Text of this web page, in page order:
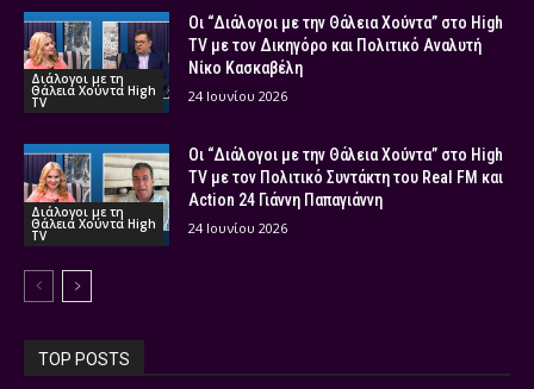
Διάλογοι με τη
Θάλεια Χούντα High
TV
Οι “Διάλογοι με την Θάλεια Χούντα” στο High
TV με τον Δικηγόρο και Πολιτικό Αναλυτή
Νίκο Κασκαβέλη
24 Ιουνίου 2026
Διάλογοι με τη
Θάλεια Χούντα High
TV
Οι “Διάλογοι με την Θάλεια Χούντα” στο High
TV με τον Πολιτικό Συντάκτη του Real FM και
Action 24 Γιάννη Παπαγιάννη
24 Ιουνίου 2026
TOP POSTS